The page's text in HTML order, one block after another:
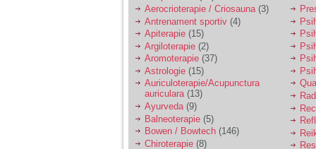
Ma aflu aici pentru ca
vreau sa stiu daca am
nevoie de un psiholog
sau psihiatru.
Sunt casatorita, am
31 de ani si un copil in
varsta de 2 ani care
mi-e lumina ochilor.
De ceva timp simt ca
mi s-a adunat
oboseala, o oboseala
Aerocrioterapie / Criosauna (3)
Antrenament sportiv (4)
Apiterapie (15)
Argiloterapie (2)
Aromoterapie (37)
Astrologie (15)
Auriculoterapie/Acupunctura
auriculara(13)
Ayurveda(9)
Balneoterapie (5)
Bowen / Bowtech (146)
Chiroterapie (8)